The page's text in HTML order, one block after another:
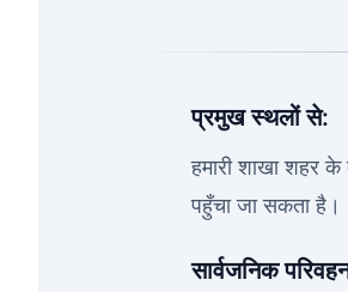
प्रमुख स्थलों से:
हमारी शाखा शहर
पहुँचा जा सकता है।
सार्वजनिक परिवहन